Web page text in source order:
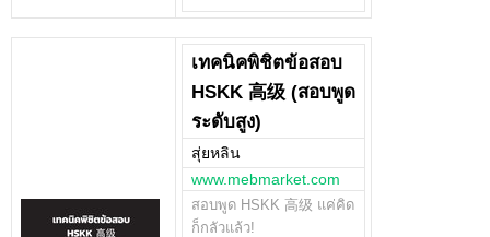
เทคนิคพิชิตข้อสอบ
HSKK 高级 (สอบพูด
ระดับสูง)
สุ่ยหลิน
www.mebmarket.com
สอบพูด HSKK 高级 แค่คิด
ก็กลัวแล้ว!